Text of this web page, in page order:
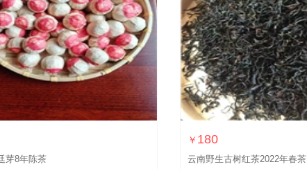
芽8年陈茶
￥ 180
云南野生古树红茶2022年春茶